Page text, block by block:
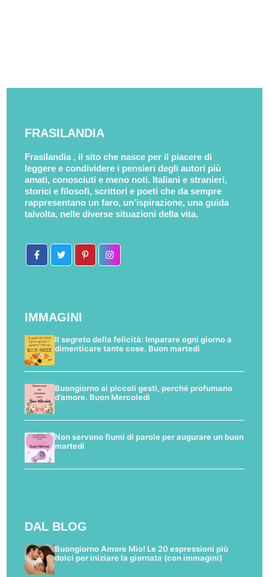
FRASILANDIA
Frasilandia , il sito che nasce per il piacere di
leggere e condividere i pensieri degli autori più
amati, conosciuti e meno noti. Italiani e stranieri,
storici e filosofi, scrittori e poeti che da sempre
rappresentano un faro, un’ispirazione, una guida
talvolta, nelle diverse situazioni della vita.
IMMAGINI
Il segreto della felicità: Imparare ogni giorno a
dimenticare tante cose. Buon martedì
Buongiorno ai piccoli gesti, perché profumano
d’amore. Buon Mercoledì
Non servono fiumi di parole per augurare un buon
martedì
DAL BLOG
Buongiorno Amore Mio! Le 20 espressioni più
dolci per iniziare la giornata (con immagini)